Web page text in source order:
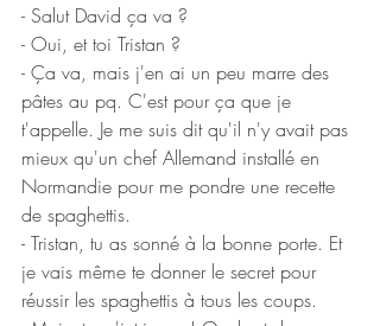
- Salut David ça va ?
- Oui, et toi Tristan ?
- Ça va, mais j'en ai un peu marre des
pâtes au pq. C'est pour ça que je
t'appelle. Je me suis dit qu'il n'y avait pas
mieux qu'un chef Allemand installé en
Normandie pour me pondre une recette
de spaghettis.
- Tristan, tu as sonné à la bonne porte. Et
je vais même te donner le secret pour
réussir les spaghettis à tous les coups.